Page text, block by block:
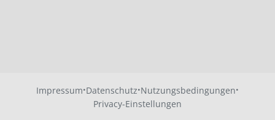
Impressum·Datenschutz·Nutzungsbedingungen·
Privacy-Einstellungen